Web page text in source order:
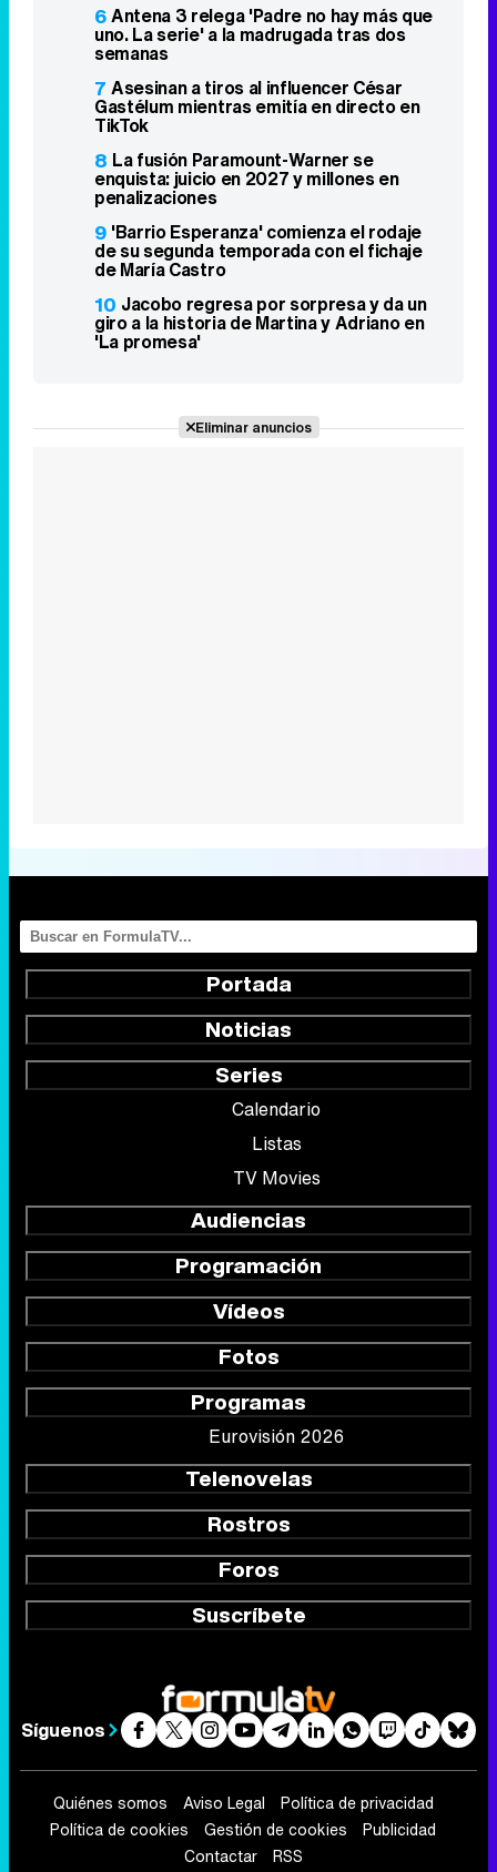
6Antena 3 relega 'Padre no hay más que
uno. La serie' a la madrugada tras dos
semanas
7 Asesinan a tiros al influencer César
Gastélum mientras emitía en directo en
TikTok
8 La fusión Paramount-Warner se
enquista: juicio en 2027 y millones en
penalizaciones
9 'Barrio Esperanza' comienza el rodaje
de su segunda temporada con el fichaje
de María Castro
10 Jacobo regresa por sorpresa y da un
giro a la historia de Martina y Adriano en
'La promesa'
Eliminar anuncios
Portada
Noticias
Series
Calendario
Listas
TV Movies
Audiencias
Programación
Vídeos
Fotos
Programas
Eurovisión 2026
Telenovelas
Rostros
Foros
Suscríbete
Síguenos
Quiénes somos Aviso Legal
Política de privacidad
Política de cookies
Gestión de cookies
Publicidad
Contactar
RSS